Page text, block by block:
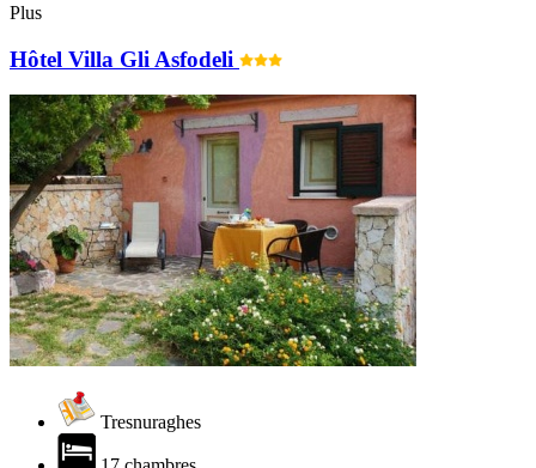
Plus
Hôtel Villa Gli Asfodeli
Tresnuraghes